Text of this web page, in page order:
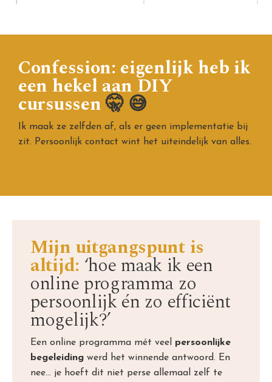
Confession: eigenlijk heb ik
een hekel aan DIY
cursussen🤫 😅
Ik maak ze zelfden af, als er geen implementatie bij
zit. Persoonlijk contact wint het uiteindelijk van alles.
Mijn uitgangspunt is
altijd: ‘hoe maak ik een
online programma zo
persoonlijk én zo efficiënt
mogelijk?’
Een online programma mét veel persoonlijke
begeleiding werd het winnende antwoord. En
nee... je hoeft dit niet perse allemaal zelf te